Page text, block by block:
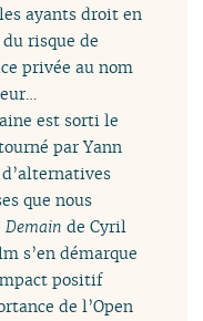
ayants droit en
risque de
privée au nom
est sorti le
par Yann
que nous
Demain de Cyril
s’en démarque
positif
de l’Open